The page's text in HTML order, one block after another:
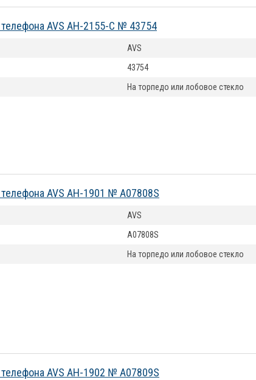
AVS AH-2155-C № 43754
AVS
43754
На торпедо или лобовое стекло
AVS AH-1901 № A07808S
AVS
A07808S
На торпедо или лобовое стекло
AVS AH-1902 № A07809S